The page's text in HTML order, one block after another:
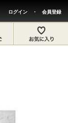
ログイン ・ 会員登録